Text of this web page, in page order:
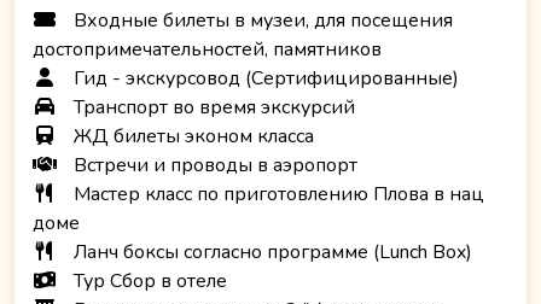
Входные билеты в музеи, для посещения
достопримечательностей, памятников
Гид - экскурсовод (Сертифицированные)
Транспорт во время экскурсий
ЖД билеты эконом класса
Встречи и проводы в аэропорт
Мастер класс по приготовлению Плова в нац
доме
Ланч боксы согласно программе (Lunch Box)
Тур Сбор в отеле